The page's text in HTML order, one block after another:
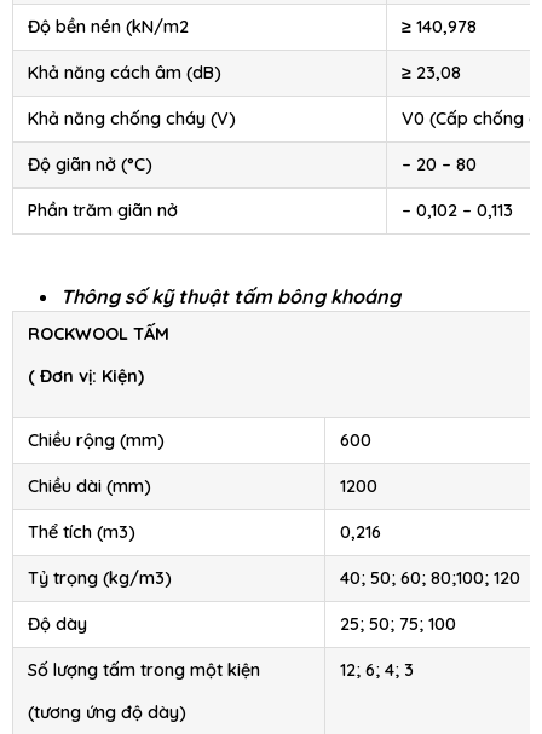
Độ bền nén (kN/m2 ≥ 140,978
Khả năng cách âm (dB) ≥ 23,08
Khả năng chống cháy (V) V0 (Cấp chống
Độ giãn nở (°C) – 20 – 80
Phần trăm giãn nở – 0,102 – 0,113
Thông số kỹ thuật tấm bông khoáng
ROCKWOOL TẤM
( Đơn vị: Kiện)
Chiều rộng (mm) 600
Chiều dài (mm) 1200
Thể tích (m3) 0,216
Tỷ trọng (kg/m3) 40; 50; 60; 80;100; 120
Độ dày 25; 50; 75; 100
Số lượng tấm trong một kiện
(tương ứng độ dày)
12; 6; 4; 3